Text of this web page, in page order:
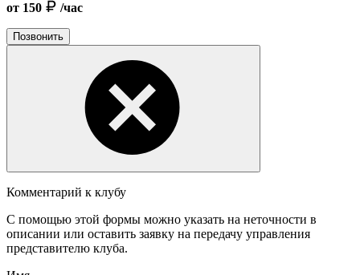
от 150 /час
Позвонить
Комментарий к клубу
С помощью этой формы можно указать на неточности в
описании или оставить заявку на передачу управления
представителю клуба.